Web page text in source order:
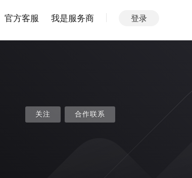
官方客服 我是服务商 登录
关注 合作联系